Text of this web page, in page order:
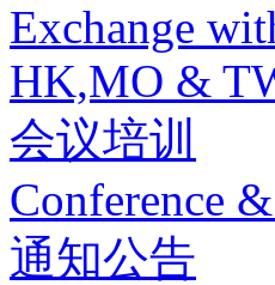
Exchange
HK,MO &
会议培训
Conference
通知公告